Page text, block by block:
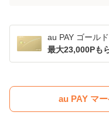
au PAY ゴール
最大23,000Pも
au PAY マ